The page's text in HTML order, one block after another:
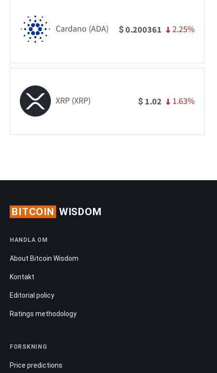
Cardano (ADA) $0.200361 2.25%
XRP (XRP) $ 1.02 1.63%
BITCOIN WISDOM
HANDLA OM
About Bitcoin Wisdom
Kontakt
Editorial policy
Ratings methodology
FORSKNING
Price predictions